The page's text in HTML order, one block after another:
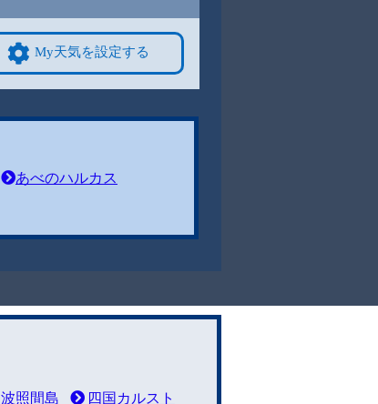
My天気を設定する
あべのハルカス
波照間島 四国カルスト